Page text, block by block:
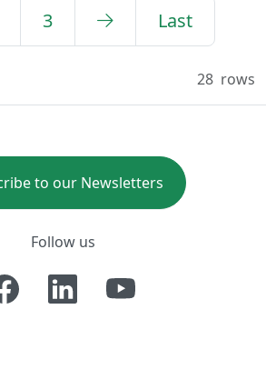
3 Last
28 rows
to our Newsletters
Follow us